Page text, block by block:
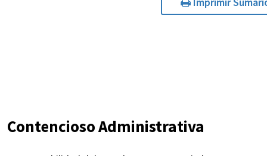
Contencioso Administrativa